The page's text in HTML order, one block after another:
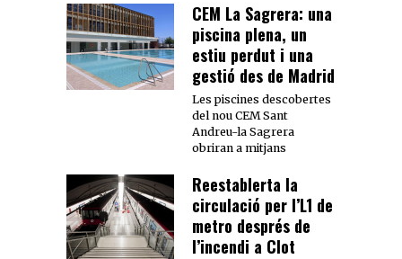
CEM La Sagrera: una
piscina plena, un
estiu perdut i una
gestió des de Madrid
Les piscines descobertes
del nou CEM Sant
Andreu-la Sagrera
obriran a mitjans
Reestablerta la
circulació per l’L1 de
metro després de
l’incendi a Clot